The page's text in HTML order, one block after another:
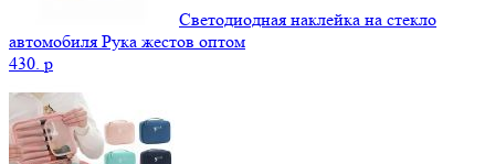
Светодиодная наклейка на стекло
автомобиля Рука жестов оптом
430. p